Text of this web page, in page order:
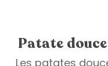
Patate
Les patates